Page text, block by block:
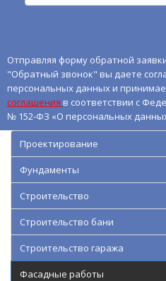
Отправляя форму обратной
"Обратный звонок" вы даете
персональных данных и
соглашения в соответствии с
№ 152-ФЗ «О персональных
Проектирование
Фундаменты
Строительство
Строительство бани
Строительство гаража
Фасадные работы